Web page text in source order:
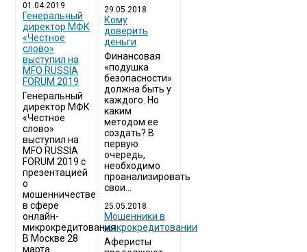
01.04.2019
Генеральный
директор МФК
«Честное
слово»
выступил на
MFO RUSSIA
FORUM 2019
Генеральный
директор МФК
«Честное
слово»
выступил на
MFO RUSSIA
FORUM 2019 с
презентацией
о
мошенничестве
в сфере
онлайн-
микрокредитования
В Москве 28
марта...
29.05.2018
Кому
доверить
деньги
Финансовая
«подушка
безопасности»
должна быть у
каждого. Но
каким
методом ее
создать? В
первую
очередь,
необходимо
проанализировать
свои...
25.05.2018
Мошенники в
микрокредитовании
Аферисты